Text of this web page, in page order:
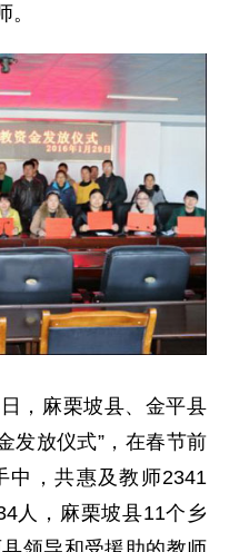
麻栗坡县、金平县
发放仪式”，在春节前
中，共惠及教师2341
人，麻栗坡县11个乡